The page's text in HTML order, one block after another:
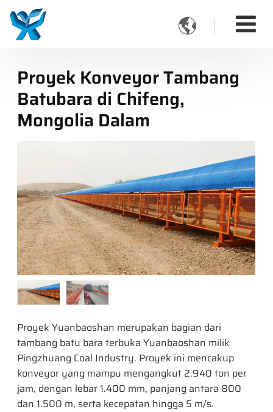

Proyek Konveyor Tambang
Batubara di Chifeng,
Mongolia Dalam
Proyek Yuanbaoshan merupakan bagian dari
tambang batu bara terbuka Yuanbaoshan milik
Pingzhuang Coal Industry. Proyek ini mencakup
konveyor yang mampu mengangkut 2.940 ton per
jam, dengan lebar 1.400 mm, panjang antara 800
dan 1.500 m, serta kecepatan hingga 5 m/s.